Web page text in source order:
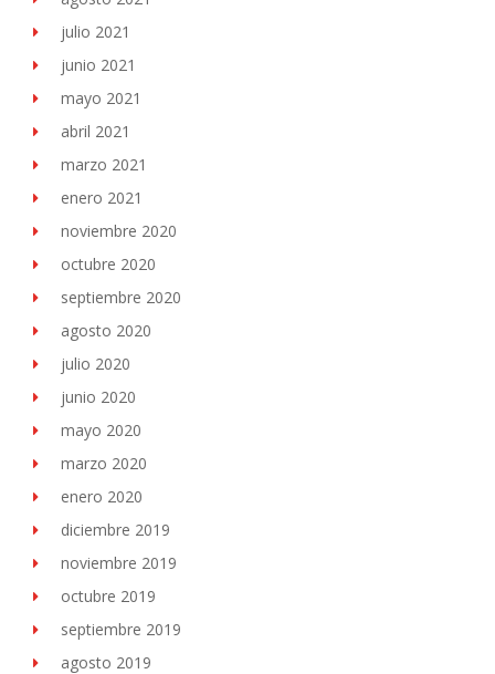
julio 2021
junio 2021
mayo 2021
abril 2021
marzo 2021
enero 2021
noviembre 2020
octubre 2020
septiembre 2020
agosto 2020
julio 2020
junio 2020
mayo 2020
marzo 2020
enero 2020
diciembre 2019
noviembre 2019
octubre 2019
septiembre 2019
agosto 2019